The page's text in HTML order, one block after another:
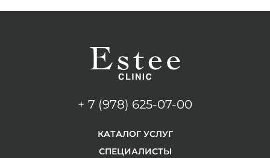
КАТАЛОГ УСЛУГ
СПЕЦИАЛИСТЫ
+ 7 (978) 625-07-00